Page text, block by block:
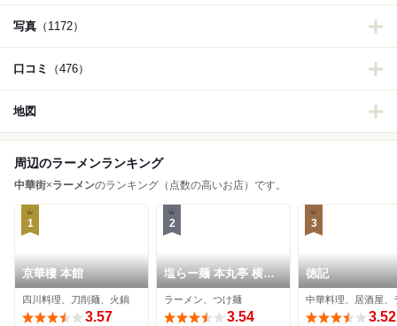
写真 （1172）
口コミ （476）
地図
周辺のラーメンランキング
中華街×ラーメンのランキング（点数の高いお店）です。
1
京華樓 本館
四川料理、刀削麺、火鍋
3.57
2
塩らー麺 本丸亭 横浜
元町店
ラーメン、つけ麺
3.54
3
徳記
3.52